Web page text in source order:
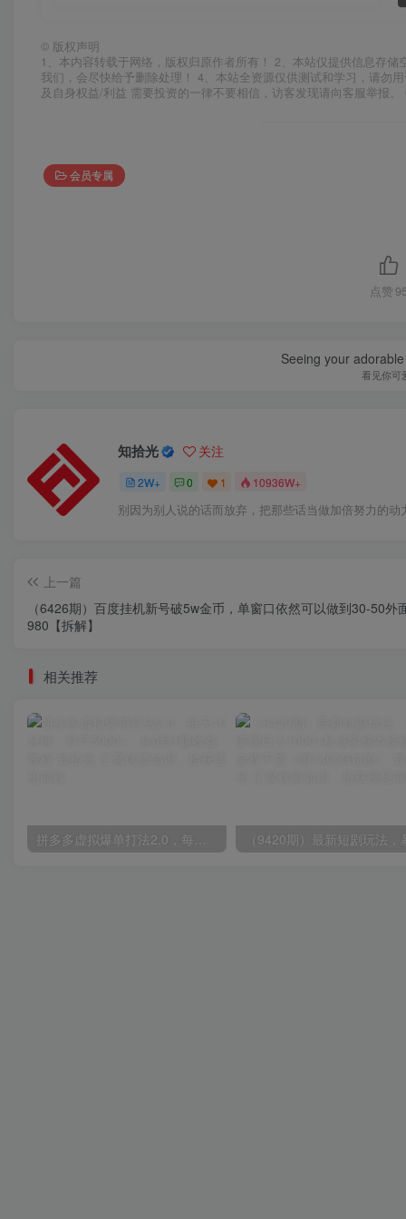
© 版权声明
1、本内容转载于网络，版权归原作者所有！ 2、本站仅提供信息存
我们，会尽快给予删除处理！ 4、本站全资源仅供测试和学习，请勿
及自身权益/利益 需要投资的一律不要相信，访客发现请向客服举报
会员专属
点赞
Real
知拾光 关注
2W+ 0 1 10936W+
人生，总会有不期而遇的温暖，和生生不息的希望
上一篇
（6426期）百度挂机新号破5w金币，单窗口依然可以做到30-50外
980【拆解】
相关推荐
拼多多虚拟爆单打法2.0，每天10分钟，月产5000+，从0到1赚收益教程